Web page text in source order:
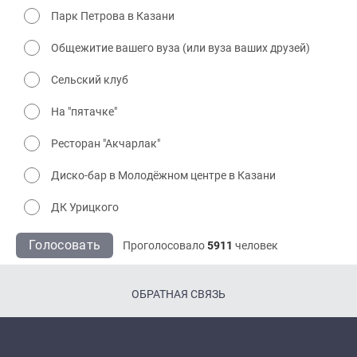
Парк Петрова в Казани
Общежитие вашего вуза (или вуза ваших друзей)
Сельский клуб
На "пятачке"
Ресторан "Акчарлак"
Диско-бар в Молодёжном центре в Казани
ДК Урицкого
Голосовать Проголосовало5911 человек
ОБРАТНАЯ СВЯЗЬ